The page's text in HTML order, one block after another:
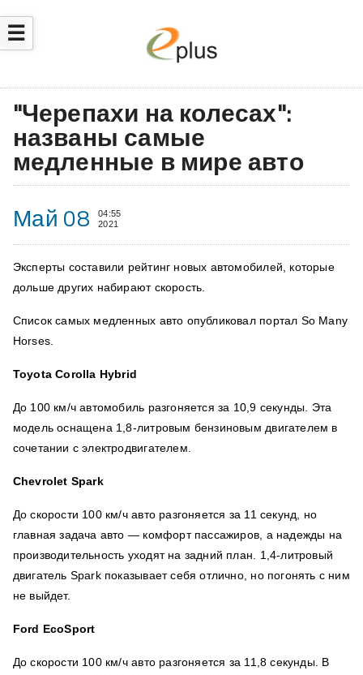
☰
"Черепахи на колесах":
названы самые
медленные в мире авто
Май 08
04:55
2021
Эксперты составили рейтинг новых автомобилей, которые
дольше других набирают скорость.
Список самых медленных авто опубликовал портал So Many
Horses.
Toyota Corolla Hybrid
До 100 км/ч автомобиль разгоняется за 10,9 секунды. Эта
модель оснащена 1,8-литровым бензиновым двигателем в
сочетании с электродвигателем.
Chevrolet Spark
До скорости 100 км/ч авто разгоняется за 11 секунд, но
главная задача авто — комфорт пассажиров, а надежды на
производительность уходят на задний план. 1,4-литровый
двигатель Spark показывает себя отлично, но погонять с ним
не выйдет.
Ford EcoSport
До скорости 100 км/ч авто разгоняется за 11,8 секунды. В